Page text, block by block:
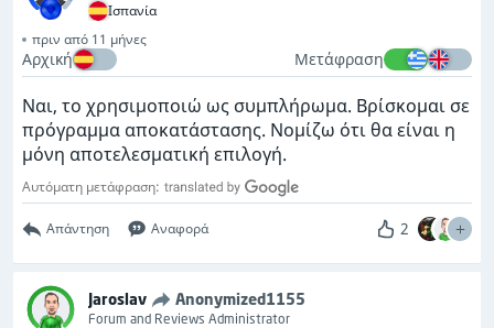
Ισπανία
πριν από 11 μήνες
Αρχική Μετάφραση
Ναι, το χρησιμοποιώ ως συμπλήρωμα. Βρίσκομαι σε
πρόγραμμα αποκατάστασης. Νομίζω ότι θα είναι η
μόνη αποτελεσματική επιλογή.
Αυτόματη μετάφραση:
Απάντηση Αναφορά 2
Jaroslav Anonymized1155
Forum and Reviews Administrator